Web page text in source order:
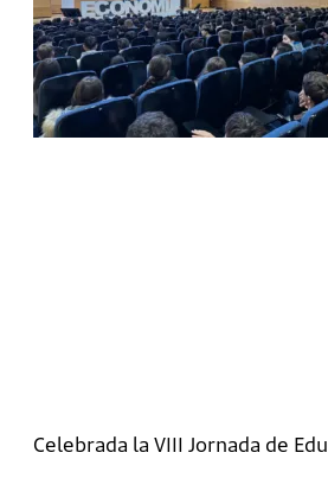
Celebrada la VIII Jornada de